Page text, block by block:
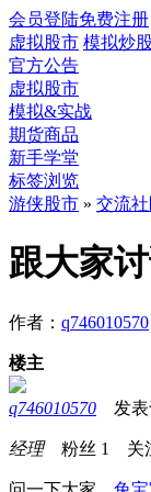
会员登陆免费注册
虚拟股市 模拟炒股
官方公告
虚拟股市
模拟&实战
期货商品
新手学堂
标签浏览
游侠股市 » 交流
跟大家
作者： q746010570
楼主
q746010570 发表
经理粉丝 1 关